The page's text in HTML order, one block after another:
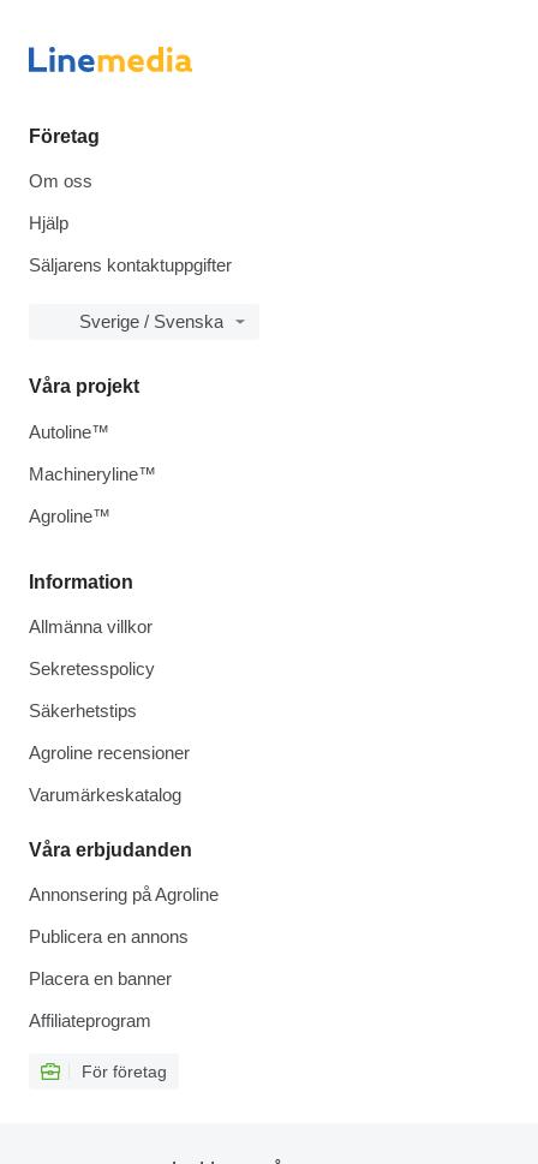
Företag
Om oss
Hjälp
Säljarens kontaktuppgifter
Sverige / Svenska
Information
Allmänna villkor
Sekretesspolicy
Säkerhetstips
Agroline recensioner
Varumärkeskatalog
Våra erbjudanden
Annonsering på Agroline
Publicera en annons
Placera en banner
Affiliateprogram
För företag
Våra projekt
Autoline™
Machineryline™
Agroline™